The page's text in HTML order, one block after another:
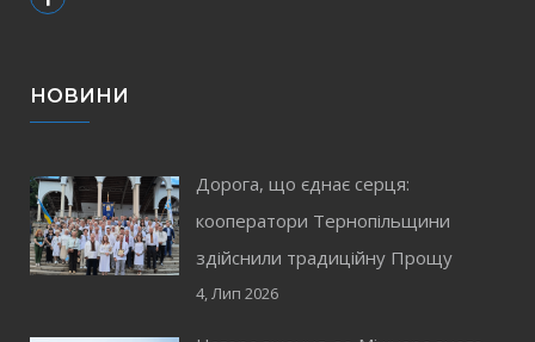
НОВИНИ
Дорога, що єднає серця:
кооператори Тернопільщини
здійснили традиційну Прощу
4, Лип 2026